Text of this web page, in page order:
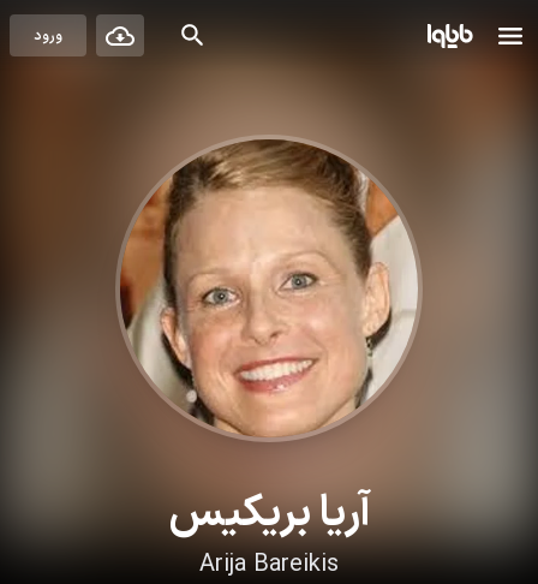
ورود
آریا بریکیس
Arija Bareikis